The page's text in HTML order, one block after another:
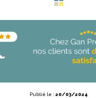
Publié le : 20/03/2024